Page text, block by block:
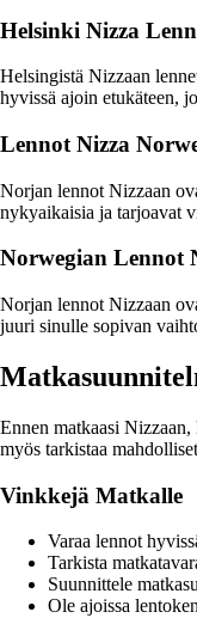
Helsinki Nizza
Helsingistä Nizzaan
hyvissä ajoin etukäteen,
Lennot Nizza
Norjan lennot Nizzaan
nykyaikaisia ja tarjoavat
Norwegian Lennot
Norjan lennot Nizzaan
juuri sinulle sopivan
Ennen matkaasi
myös tarkistaa
Vinkkejä Matkalle
Varaa lennot
Tarkista
Suunnittele
Ole ajoissa